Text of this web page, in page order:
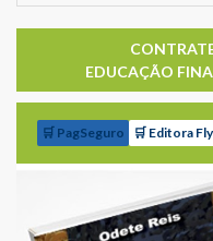
EDUCAÇÃO
🛒 PagSeguro 🛒 Editora